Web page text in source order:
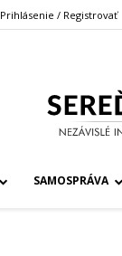
Prihlásenie / Registrovať
SAMOSPRÁVA